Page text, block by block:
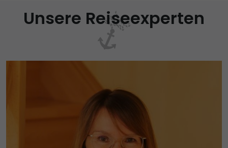
Unsere Reiseexperten